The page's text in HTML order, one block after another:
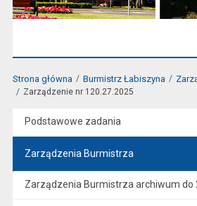
Strona główna Burmistrz Łabiszyna
Zarządzenie nr 120.27.2025
Podstawowe zadania
Zarządzenia Burmistrza
Zarządzenia Burmistrza archiwum do